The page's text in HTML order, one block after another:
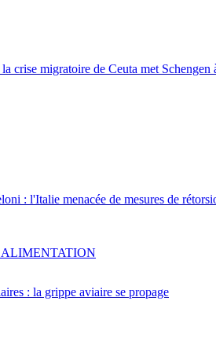
crise migratoire de Ceuta met Schengen
: l'Italie menacée de mesures de
: la grippe aviaire se propage